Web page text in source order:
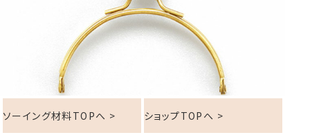
ソーイング材料TOPへ > ショップTOPへ >